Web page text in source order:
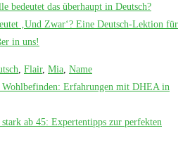
bedeutet das überhaupt in Deutsch?
‚Und Zwar‘? Eine Deutsch-Lektion für
in uns!
Flair, Mia Name
Wohlbefinden: Erfahrungen mit DHEA in
ab 45: Expertentipps zur perfekten